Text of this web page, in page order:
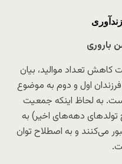
باروری
تعداد موالید، بیان
اول و دوم به موضوع
به لحاظ اینکه جمعیت
در دهه‌های ۶۰ و ۷۰ (اوج تولد‌های دهه‌های اخیر) به
می‌کنند و به اصطلاح توان